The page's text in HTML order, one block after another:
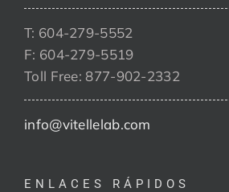
T: 604-279-5552
F: 604-279-5519
Toll Free: 877-902-2332
info@vitellelab.com
ENLACES RÁPIDOS